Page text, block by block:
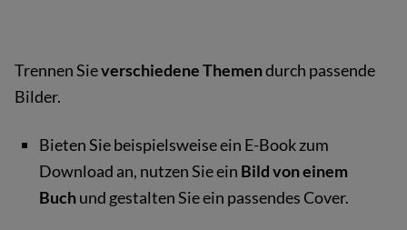
Trennen Sieverschiedene Themendurch passende
Bilder.
Bieten Sie beispielsweise ein E-Book zum
Download an, nutzen Sie ein Bild von einem
Buchund gestalten Sie ein passendes Cover.